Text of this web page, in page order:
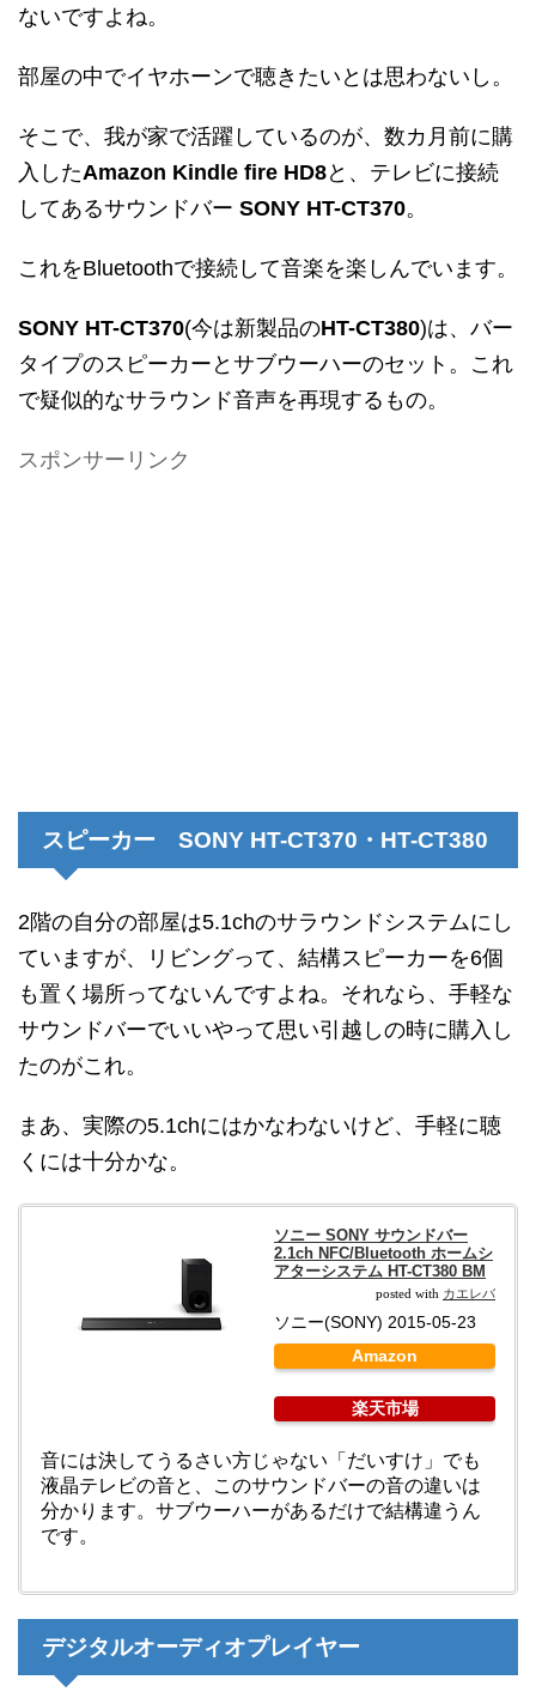
ないですよね。
部屋の中でイヤホーンで聴きたいとは思わないし。
そこで、我が家で活躍しているのが、数カ月前に購
入したAmazon Kindle fire HD8と、テレビに接続
してあるサウンドバー SONY HT-CT370。
これをBluetoothで接続して音楽を楽しんでいます。
SONY HT-CT370(今は新製品のHT-CT380)は、バー
タイプのスピーカーとサブウーハーのセット。これ
で疑似的なサラウンド音声を再現するもの。
スポンサーリンク
スピーカー SONY HT-CT370・HT-CT380
2階の自分の部屋は5.1chのサラウンドシステムにし
ていますが、リビングって、結構スピーカーを6個
も置く場所ってないんですよね。それなら、手軽な
サウンドバーでいいやって思い引越しの時に購入し
たのがこれ。
まあ、実際の5.1chにはかなわないけど、手軽に聴
くには十分かな。
ソニー SONY サウンドバー
2.1ch NFC/Bluetooth ホームシ
アターシステム HT-CT380 BM
posted with カエレバ
ソニー(SONY) 2015-05-23
Amazon
楽天市場
音には決してうるさい方じゃない「だいすけ」でも
液晶テレビの音と、このサウンドバーの音の違いは
分かります。サブウーハーがあるだけで結構違うん
です。
デジタルオーディオプレイヤー